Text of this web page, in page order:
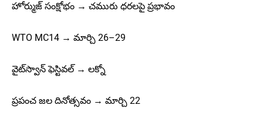
హోర్ముజ్ సంక్షోభం → చమురు ధరలపై ప్రభావం
WTO MC14 → మార్చి 26–29
వైట్‌స్వాన్ ఫెస్టివల్ → లక్నో
ప్రపంచ జల దినోత్సవం → మార్చి 22